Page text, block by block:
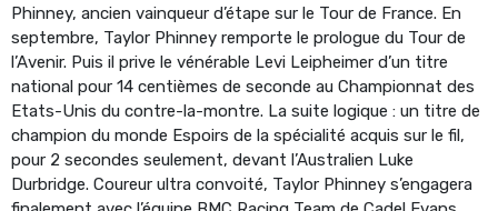
Phinney, ancien vainqueur d’étape sur le Tour de France. En
septembre, Taylor Phinney remporte le prologue du Tour de
l’Avenir. Puis il prive le vénérable Levi Leipheimer d’un titre
national pour 14 centièmes de seconde au Championnat des
Etats-Unis du contre-la-montre. La suite logique : un titre de
champion du monde Espoirs de la spécialité acquis sur le fil,
pour 2 secondes seulement, devant l’Australien Luke
Durbridge. Coureur ultra convoité, Taylor Phinney s’engagera